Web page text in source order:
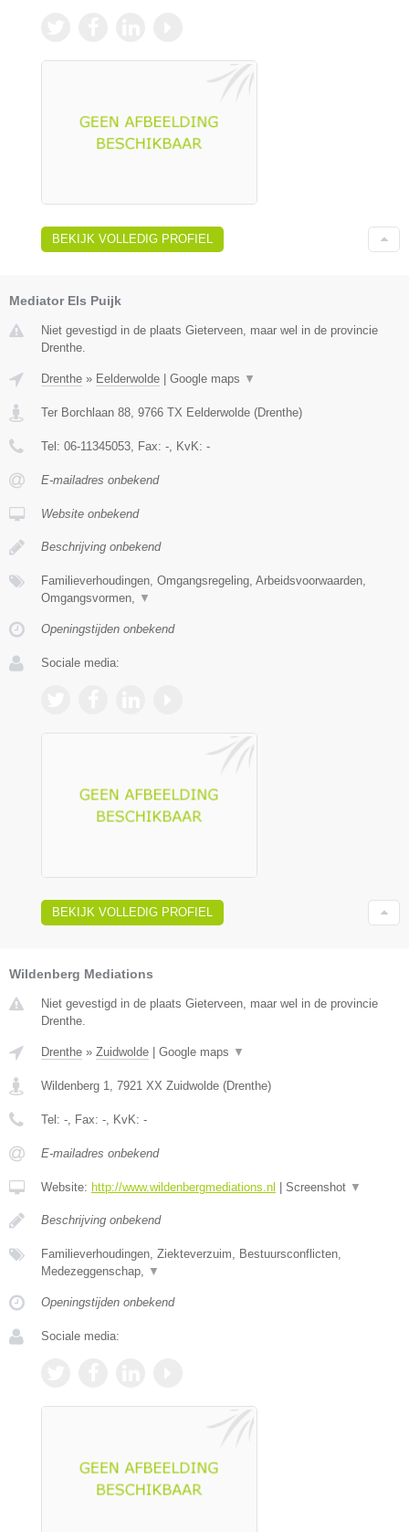
BEKIJK VOLLEDIG PROFIEL
Mediator Els Puijk
Niet gevestigd in de plaats Gieterveen, maar wel in de provincie
Drenthe.
Drenthe » Eelderwolde Google maps ▼
Ter Borchlaan 88, 9766 TX Eelderwolde (Drenthe)
Tel: 06-11345053, Fax: -, KvK: -
E-mailadres onbekend
Website onbekend
Beschrijving onbekend
Familieverhoudingen, Omgangsregeling, Arbeidsvoorwaarden,
Omgangsvormen, ▼
Openingstijden onbekend
Sociale media:
BEKIJK VOLLEDIG PROFIEL
Wildenberg Mediations
Niet gevestigd in de plaats Gieterveen, maar wel in de provincie
Drenthe.
Drenthe » Zuidwolde Google maps ▼
Wildenberg 1 7921 XX Zuidwolde (Drenthe)
Tel: - , Fax: - , KvK: -
E-mailadres onbekend
Website: http://www.wildenbergmediations.nl Screenshot ▼
Beschrijving onbekend
Familieverhoudingen, Ziekteverzuim, Bestuursconflicten,
Medezeggenschap,
▼
Openingstijden onbekend
Sociale media: